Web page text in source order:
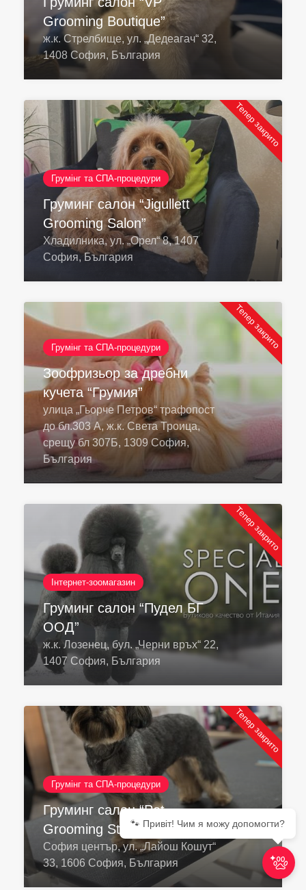
Grooming Boutique”
ж.к. Стрелбище, ул. „Дедеагач“ 32,
1408 София, България
Тепер закрито
Грумінг та СПА-процедури
Груминг салон “Jigullett
Grooming Salon”
Хладилника, ул. „Орел“ 8, 1407
София, България
Тепер закрито
Грумінг та СПА-процедури
Зоофризьор за дребни
кучета “Грумия”
улица „Гьорче Петров“ трафопост
до бл.303 А, ж.к. Света Троица,
срещу бл 307Б, 1309 София,
България
Тепер закрито
Інтернет-зоомагазин
Груминг салон “Пудел БГ
ООД”
ж.к. Лозенец, бул. „Черни връх“ 22,
1407 София, България
Тепер закрито
Грумінг та СПА-процедури
Груминг салон “Pet
Grooming Studio 55”
София център, ул. „Лайош Кошут“
33, 1606 София, България
🐾 Привіт! Чим я можу допомогти?